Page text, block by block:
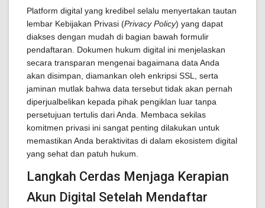
Platform digital yang kredibel selalu menyertakan tautan
lembar Kebijakan Privasi (Privacy Policy) yang dapat
diakses dengan mudah di bagian bawah formulir
pendaftaran. Dokumen hukum digital ini menjelaskan
secara transparan mengenai bagaimana data Anda
akan disimpan, diamankan oleh enkripsi SSL, serta
jaminan mutlak bahwa data tersebut tidak akan pernah
diperjualbelikan kepada pihak pengiklan luar tanpa
persetujuan tertulis dari Anda. Membaca sekilas
komitmen privasi ini sangat penting dilakukan untuk
memastikan Anda beraktivitas di dalam ekosistem digital
yang sehat dan patuh hukum.
Langkah Cerdas Menjaga Kerapian
Akun Digital Setelah Mendaftar